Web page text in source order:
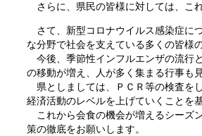
さらに、県民の皆様に対しては、こ
さて、新型コロナウイルス感染症に
な分野で社会を支えている多くの皆様
今後、季節性インフルエンザの流行
の移動が増え、人が多く集まる行事も
県としましては、ＰＣＲ等の検査を
経済活動のレベルを上げていくことを
これから会食の機会が増えるシーズ
策の徹底をお願いします。